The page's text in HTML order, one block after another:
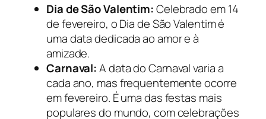
Dia de São Valentim:Celebrado em 14
de fevereiro, o Dia de São Valentim é
uma data dedicada ao amor e à
amizade.
Carnaval:A data do Carnaval varia a
cada ano, mas frequentemente ocorre
em fevereiro. É uma das festas mais
populares do mundo, com celebrações